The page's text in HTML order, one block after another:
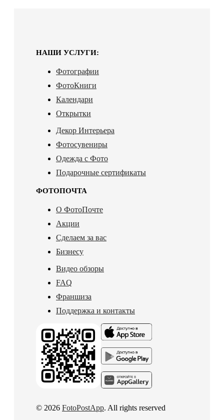
НАШИ УСЛУГИ:
Фотографии
ФотоКниги
Календари
Открытки
Декор Интерьера
Фотосувениры
Одежда с Фото
Подарочные сертификаты
ФОТОПОЧТА
О ФотоПочте
Акции
Сделаем за вас
Бизнесу
Видео обзоры
FAQ
Франшиза
Поддержка и контакты
© 2026 FotoPostApp. All rights reserved